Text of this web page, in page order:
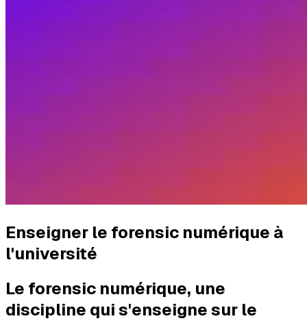
Enseigner le forensic numérique à
l'université
Le forensic numérique, une
discipline qui s'enseigne sur le